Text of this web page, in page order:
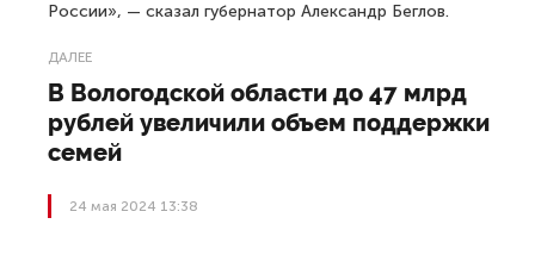
России», — сказал губернатор Александр Беглов.
ДАЛЕЕ
В Вологодской области до 47 млрд
рублей увеличили объем поддержки
семей
24 мая 2024 13:38